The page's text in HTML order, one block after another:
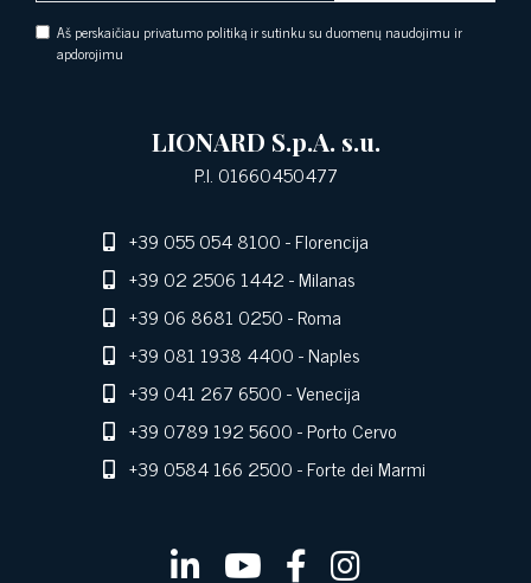
Aš perskaičiau privatumo politiką ir sutinku su duomenų naudojimu ir
apdorojimu
LIONARD S.p.A. s.u.
P.I. 01660450477
+39 055 054 8100- Florencija
+39 02 2506 1442- Milanas
+39 06 8681 0250- Roma
+39 081 1938 4400- Naples
+39 041 267 6500- Venecija
+39 0789 192 5600- Porto Cervo
+39 0584 166 2500- Forte dei Marmi